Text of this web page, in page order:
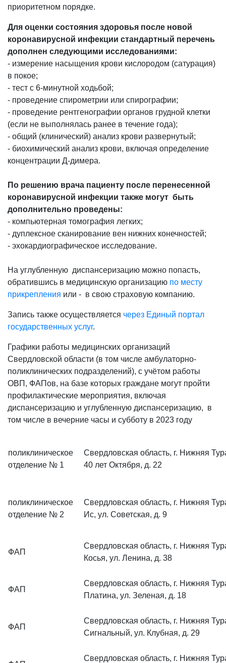
приоритетном порядке.
Для оценки состояния здоровья после новой
коронавирусной инфекции стандартный перечень
дополнен следующими исследованиями:
- измерение насыщения крови кислородом (сатурация)
в покое;
- тест с 6-минутной ходьбой;
- проведение спирометрии или спирографии;
- проведение рентгенографии органов грудной клетки
(если не выполнялась ранее в течение года);
- общий (клинический) анализ крови развернутый;
- биохимический анализ крови, включая определение
концентрации Д-димера.
По решению врача пациенту после перенесенной
коронавирусной инфекции также могут быть
дополнительно проведены:
- компьютерная томография легких;
- дуплексное сканирование вен нижних конечностей;
- эхокардиографическое исследование.
На углубленную диспансеризацию можно попасть,
обратившись в медицинскую организацию по месту
прикрепления или - в свою страховую компанию.
Запись также осуществляется через Единый портал
государственных услуг.
Графики работы медицинских организаций
Свердловской области (в том числе амбулаторно-
поликлинических подразделений), с учётом работы
ОВП, ФАПов, на базе которых граждане могут пройти
профилактические мероприятия, включая
диспансеризацию и углубленную диспансеризацию, в
том числе в вечерние часы и субботу в 2023 году
поликлиническое
отделение № 1
Свердловская область, г. Нижняя
40 лет Октября, д. 22
поликлиническое
отделение № 2
Свердловская область, г. Нижняя
Ис, ул. Советская, д. 9
ФАП
Свердловская область, г. Нижняя
Косья, ул. Ленина, д. 38
ФАП
Свердловская область, г. Нижняя
Платина, ул. Зеленая, д. 18
ФАП
Свердловская область, г. Нижняя
Сигнальный, ул. Клубная, д. 29
Свердловская область, г. Нижняя